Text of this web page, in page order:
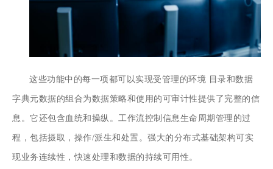
400-0011-866
这些功能中的每一项都可以实现受管理的环境 目录和数据
字典元数据的组合为数据策略和使用的可审计性提供了完整的信
息。它还包含血统和操纵。工作流控制信息生命周期管理的过
程，包括摄取，操作/派生和处置。强大的分布式基础架构可实
现业务连续性，快速处理和数据的持续可用性。